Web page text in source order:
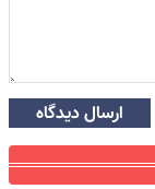
ارسال دیدگاه